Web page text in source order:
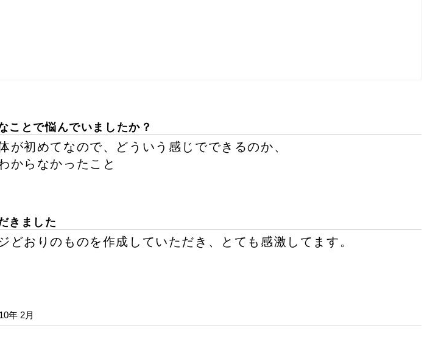
ことで悩んでいましたか？
が初めてなので、どういう感じでできるのか、
からなかったこと
きました
どおりのものを作成していただき、とても感激してます。
年 2月